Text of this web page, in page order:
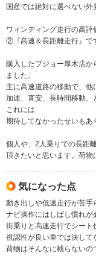
国産では絶対に選べない外
ワィンディング走行の高
②『高速＆長距離走行』で
購入したプジョー厚木店
ました。
主に高速道路の移動で、他
加速、直安、長時間移動、
これには
期待してなかったせいもあ
個人や、2人乗りでの長距
頂きたいと思います。荷
気になった点
動き出しや低速走行が苦手
ナビ操作にはしばし慣れが
街乗りと高速走行でシート
視認性が良い車では決して
荷物はそんなに載らないの